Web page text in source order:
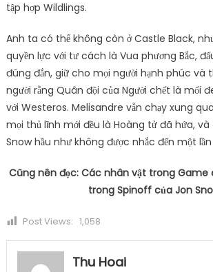
tập hợp Wildlings.
Anh ta có thể không còn ở Castle Black,
quyền lực với tư cách là Vua phương Bắc,
đúng đắn, giữ cho mọi người hạnh phúc và
người rằng Quân đội của Người chết là mối
với Westeros. Melisandre vẫn chạy xung
mọi thủ lĩnh mới đều là Hoàng tử đã hứa,
Snow hầu như không được nhắc đến một
Cũng nên đọc: Các nhân vật trong Game
trong Spinoff của Jon
Post Views: 1,058
Thu Hoai